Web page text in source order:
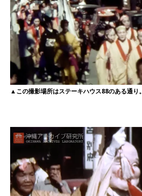
▲この撮影場所はステーキハウス88のある通り。